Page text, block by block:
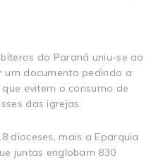
do Paraná uniu-se ao
um documento pedindo a
evitem o consumo de
das igrejas.
dioceses, mais a Eparquia
juntas englobam 830